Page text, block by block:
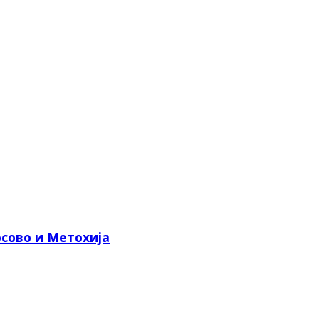
и Метохија